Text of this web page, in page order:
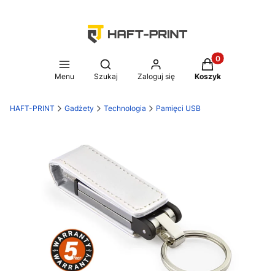
Menu
Otwórz wyszukiwarkę
Szukaj Zaloguj się
Produkty w
Koszyk
HAFT-PRINT Gadżety Technologia Pamięci USB